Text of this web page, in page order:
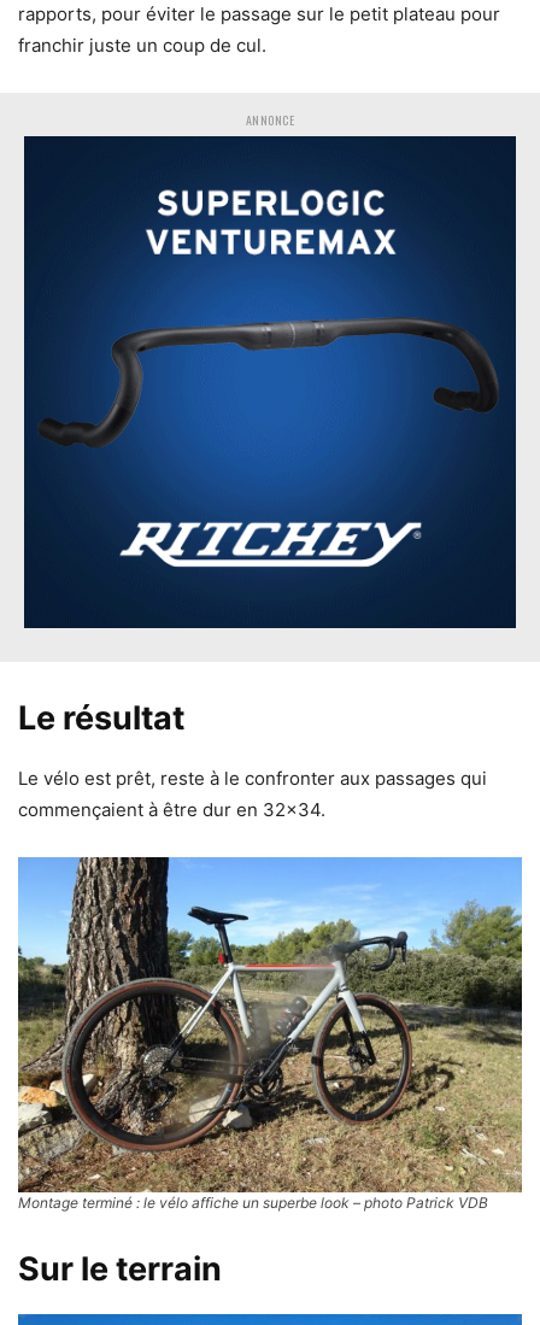
rapports, pour éviter le passage sur le petit plateau pour
franchir juste un coup de cul.
ANNONCE
Le résultat
Le vélo est prêt, reste à le confronter aux passages qui
commençaient à être dur en 32×34.
Montage terminé : le vélo affiche un superbe look – photo Patrick VDB
Sur le terrain